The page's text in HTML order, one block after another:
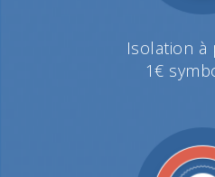
Isolation à
1€